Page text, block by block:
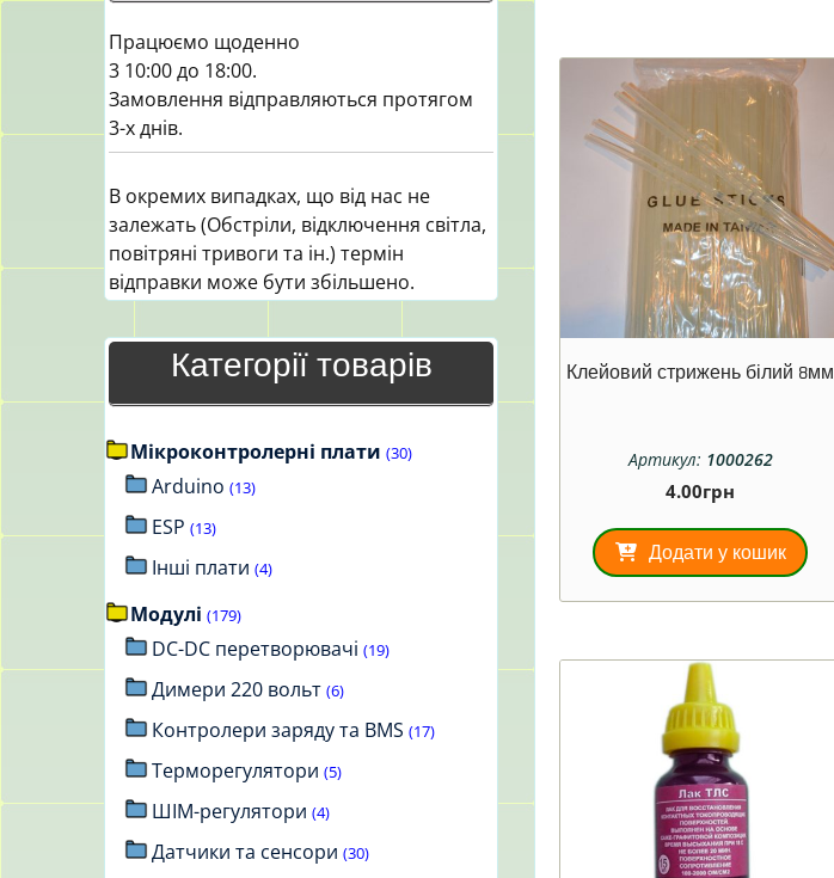
Клейовий стрижень білий 8мм
Артикул: 1000262
4.00грн
Додати у кошик
Працюємо щоденно
3 10:00 до 18:00.
Замовлення відправляються протягом
3-х днів.
В окремих випадках, що від нас не
залежать (Обстріли, відключення світла,
повітряні тривоги та ін.) термін
відправки може бути збільшено.
Категорії товарів
Мікроконтролерні плати (30)
Arduino (13)
ESP (13)
Інші плати (4)
Модулі (179)
DC-DC перетворювачі (19)
Димери 220 вольт (6)
Контролери заряду та BMS (17)
Терморегулятори (5)
ШІМ-регулятори (4)
Датчики та сенсори (30)